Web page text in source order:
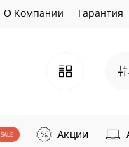
О Компании Гарантия
SALE Акции